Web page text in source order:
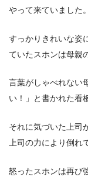
やって来ていました。
すっかりきれいな姿
ていたスホンは母親
言葉がしゃべれない
い！」と書かれた看
それに気づいた上司
上司の力により倒れ
怒ったスホンは再び